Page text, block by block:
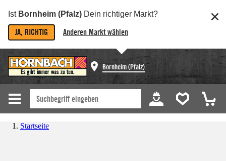
Ist Bornheim (Pfalz) Dein richtiger Markt?
JA, RICHTIG Anderen Markt wählen
Bornheim (Pfalz)
Startseite